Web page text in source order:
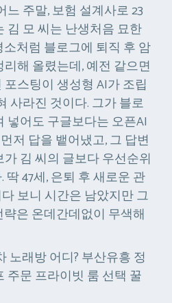
주말, 보험 설계사로 23
김 모 씨는 난생처음 묘한
처럼 블로그에 퇴직 후 암
해 올렸는데, 예전 같으면
스팅이 생성형 AI가 조립
사라진 것이다. 그가 블로
넣어도 구글보다는 오픈AI
저 답을 뱉어냈고, 그 답변
김 씨의 글보다 우선순위
47세, 은퇴 후 새로운 관
보니 시간은 남았지만 그
략은 온데간데없이 무색해
노래방 어디? 부산유흥 정
주문 프라이빗 룸 선택 꿀